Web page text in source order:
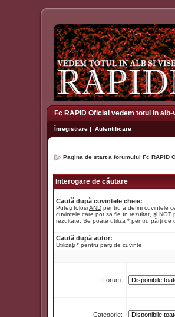
Fc RAPID Oficial vedem totul in
Înregistrare | Autentificare
Pagina de start a forumului Fc RAPID
Interogare de căutare
Caută după cuvintele cheie:
Puteţi folosiAND pentru a defini cuvintele
cuvintele care pot sa fie în rezultat, şi NOT
rezultate. Se poate utiliza * pentru părţi de
Caută după autor:
Utilizaţi * pentru parţi de cuvinte
Forum:
Categorie: